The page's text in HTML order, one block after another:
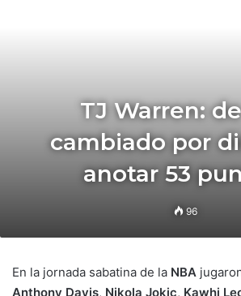
TJ Warren:
cambiado por
anotar 53
96
En la jornada sabatina de la NBA
Anthony Davis, Nikola Jokic, Kawhi